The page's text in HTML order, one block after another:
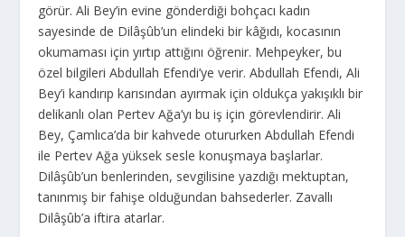
görür. Ali Bey’in evine gönderdiği bohçacı kadın
sayesinde de Dilâşûb’un elindeki bir kâğıdı, kocasının
okumaması için yırtıp attığını öğrenir. Mehpeyker, bu
özel bilgileri Abdullah Efendi’ye verir. Abdullah Efendi, Ali
Bey’i kandırıp karısından ayırmak için oldukça yakışıklı bir
delikanlı olan Pertev Ağa’yı bu iş için görevlendirir. Ali
Bey, Çamlıca’da bir kahvede otururken Abdullah Efendi
ile Pertev Ağa yüksek sesle konuşmaya başlarlar.
Dilâşûb’un benlerinden, sevgilisine yazdığı mektuptan,
tanınmış bir fahişe olduğundan bahsederler. Zavallı
Dilâşûb’a iftira atarlar.